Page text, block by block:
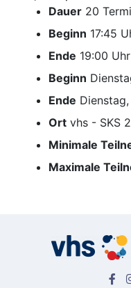
Dauer 20
Beginn 17:45
Ende 19:00 Uhr
Beginn
Ende
Ort vhs - SKS
Minimale
Maximale